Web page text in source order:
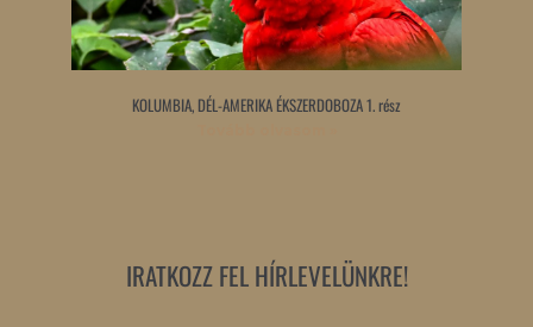
KOLUMBIA, DÉL-AMERIKA ÉKSZERDOBOZA 1. rész
IRATKOZZ FEL HÍRLEVELÜNKRE!